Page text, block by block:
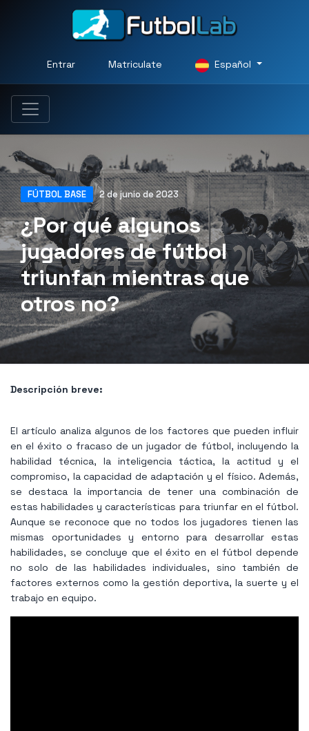
Entrar Matriculate Español
FÚTBOL BASE 2 de junio de 2023
¿Por qué algunos
jugadores de fútbol
triunfan mientras que
otros no?
Descripción breve:
El artículo analiza algunos de los factores que pueden influir
en el éxito o fracaso de un jugador de fútbol, incluyendo la
habilidad técnica, la inteligencia táctica, la actitud y el
compromiso, la capacidad de adaptación y el físico. Además,
se destaca la importancia de tener una combinación de
estas habilidades y características para triunfar en el fútbol.
Aunque se reconoce que no todos los jugadores tienen las
mismas oportunidades y entorno para desarrollar estas
habilidades, se concluye que el éxito en el fútbol depende
no solo de las habilidades individuales, sino también de
factores externos como la gestión deportiva, la suerte y el
trabajo en equipo.